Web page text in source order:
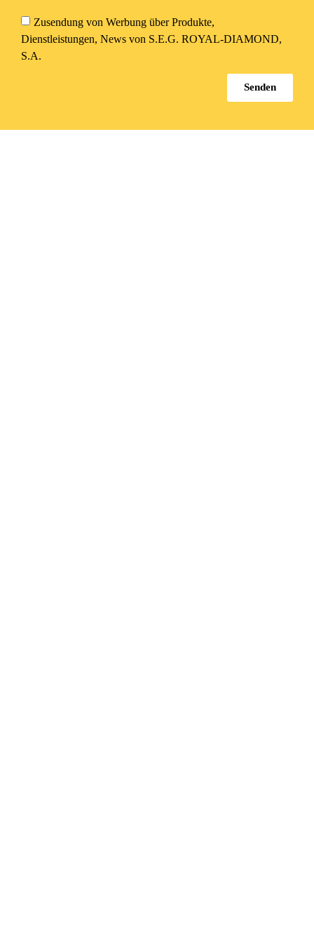
Zusendung von Werbung über Produkte,
Dienstleistungen, News von S.E.G. ROYAL-DIAMOND,
S.A.
Senden